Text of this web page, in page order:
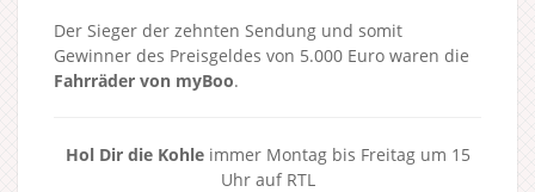
Der Sieger der zehnten Sendung und somit
Gewinner des Preisgeldes von 5.000 Euro waren die
Fahrräder von myBoo.
Hol Dir die Kohleimmer Montag bis Freitag um 15
Uhr auf RTL